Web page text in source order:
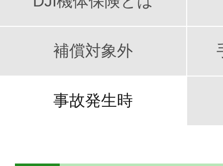
無償保険
FAQ
補償対象外
事故発生時